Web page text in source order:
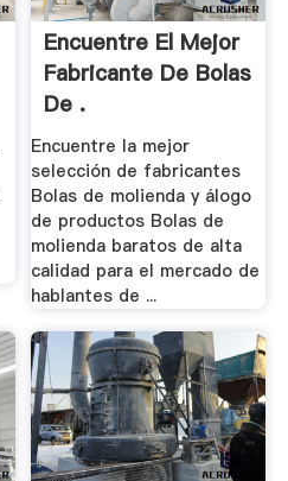
Encuentre El Mejor
Fabricante De Bolas
De .
Encuentre la mejor
selección de fabricantes
Bolas de molienda y álogo
de productos Bolas de
molienda baratos de alta
calidad para el mercado de
hablantes de ...